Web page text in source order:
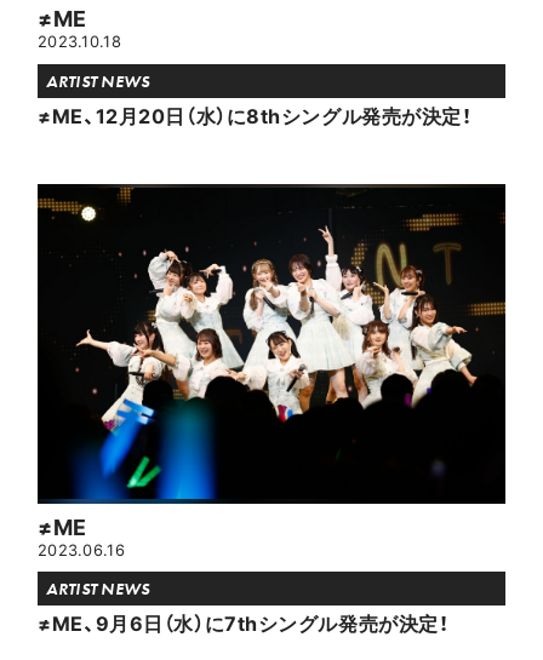
≠ME
2023.10.18
ARTIST NEWS
≠ME、12月20日（水）に8thシングル発売が決定！
≠ME
2023.06.16
ARTIST NEWS
≠ME、9月6日（水）に7thシングル発売が決定！